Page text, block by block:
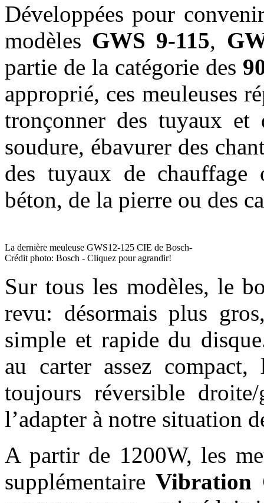
Développées pour
modèles GWS 9-115,
partie de la catégorie des
approprié, ces meuleuses
tronçonner des tuyaux et
soudure, ébavurer des
des tuyaux de chauffage
béton, de la pierre ou des
La dernière meuleuse GWS12-125 CIE de Bosch-
Crédit photo: Bosch - Cliquez pour agrandir!
Sur tous les modèles, le
revu: désormais plus
simple et rapide du
au carter assez compact,
toujours réversible
l’adapter à notre situation
A partir de 1200W, les
supplémentaireVibration